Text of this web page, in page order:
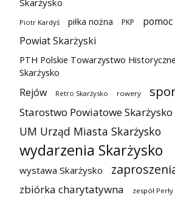
Skarżysko
Piotr Kardyś piłka nożna PKP
Powiat Skarżyski
PTH Polskie Towarzystwo
Skarżysko
Rejów Retro Skarżysko rowery
Starostwo Powiatowe Skarżysko
UM Urząd Miasta Skarżysko
wydarzenia Skarżysko
wystawa Skarżysko
zbiórka charytatywna zespół